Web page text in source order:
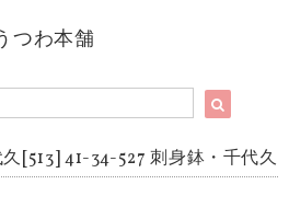
つわ本舗
[513] 41-34-527 刺身鉢・千代久